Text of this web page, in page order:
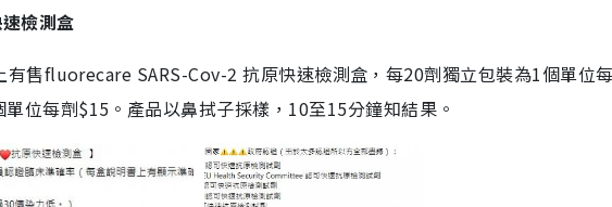
檢測盒
有售fluorecare SARS-Cov-2 抗原快速檢測盒，每20劑獨立包裝為1個單位
位每劑$15。產品以鼻拭子採樣，10至15分鐘知結果。